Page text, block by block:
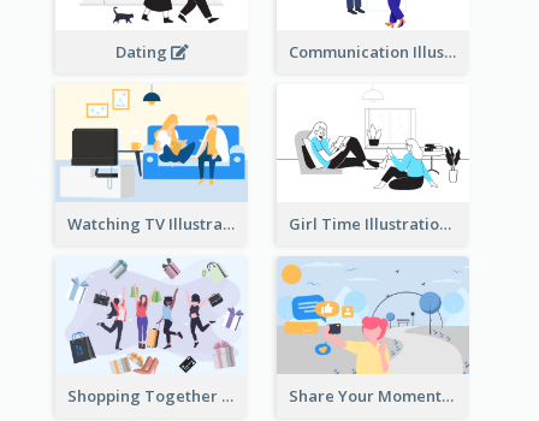
Dating Communication Illustration
Watching TV Illustration Girl Time Illustration
Shopping Together Illustration Share Your Moments To The World Illustration